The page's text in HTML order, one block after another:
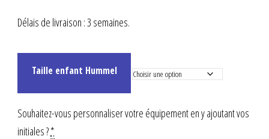
Délais de livraison : 3 semaines.
Taille enfant Hummel
Souhaitez-vous personnaliser votre équipement en y ajoutant vos
initiales ?*